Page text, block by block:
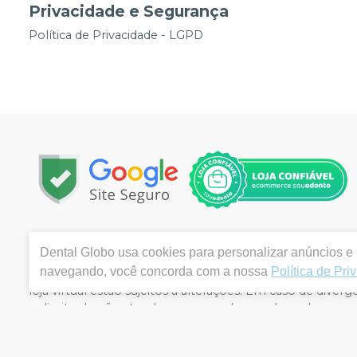
Privacidade e Segurança
Política de Privacidade - LGPD
Vila Queiroz – Limeira / SP | Autorizações de
(2.09625.4) | Responsável Técnico: Gilberto Braz dos
loja virtual estão sujeitos a alterações. Em caso de
o direito de não atender compras de grandes volumes
Dental Globo usa cookies para personalizar anúncios
navegando, você concorda com a nossa Política de